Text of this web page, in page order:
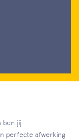
ben jij
perfecte afwerking